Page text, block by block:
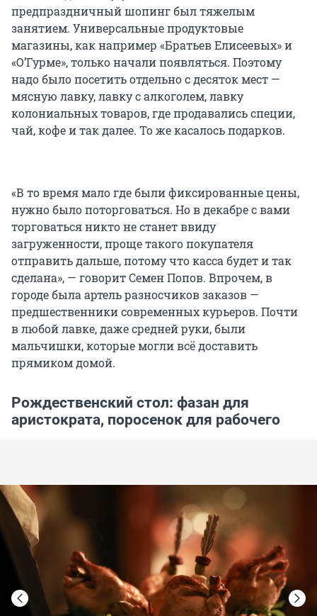
предпраздничный шопинг был тяжелым
занятием. Универсальные продуктовые
магазины, как например «Братьев Елисеевых» и
«О’Гурме», только начали появляться. Поэтому
надо было посетить отдельно с десяток мест —
мясную лавку, лавку с алкоголем, лавку
колониальных товаров, где продавались специи,
чай, кофе и так далее. То же касалось подарков.
«В то время мало где были фиксированные цены,
нужно было поторговаться. Но в декабре с вами
торговаться никто не станет ввиду
загруженности, проще такого покупателя
отправить дальше, потому что касса будет и так
сделана», — говорит Семен Попов. Впрочем, в
городе была артель разносчиков заказов —
предшественники современных курьеров. Почти
в любой лавке, даже средней руки, были
мальчишки, которые могли всё доставить
прямиком домой.
Рождественский стол: фазан для
аристократа, поросенок для рабочего